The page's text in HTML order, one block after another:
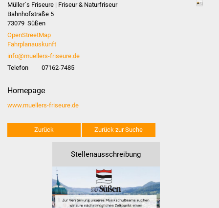
Bürger & Service
Was erledige ich wo
Dienstleistungen
Lebenslagen
Müller´s Friseure | Friseur & Naturfriseur
Bahnhofstraße 5
73079 Süßen
OpenStreetMap
Fahrplanauskunft
info@muellers-friseure.de
Telefon
07162-7485
Homepage
www.muellers-friseure.de
Zurück Zurück zur Suche
Stellenausschreibung